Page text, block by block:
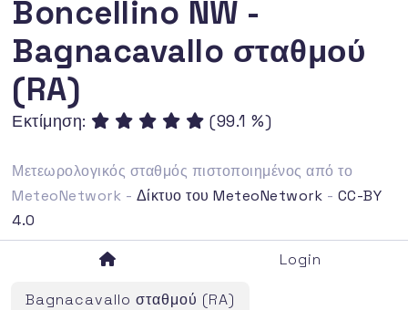
Boncellino NW -
Bagnacavallo σταθμού
(RA)
Εκτίμηση: (99.1 %)
Μετεωρολογικός σταθμός πιστοποιημένος από το
MeteoNetwork - Δίκτυο του MeteoNetwork - CC-BY
4.0
Login
Bagnacavallo σταθμού (RA)